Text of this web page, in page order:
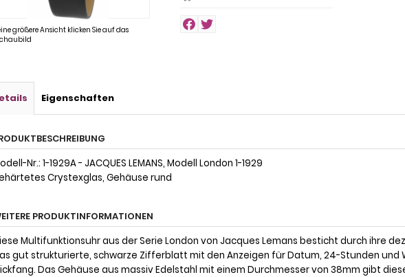
größere Ansicht klicken Sie auf das
Eigenschaften
Nr.: 1-1929A - JACQUES LEMANS, Modell London 1-1929
Crystexglas, Gehäuse rund
PRODUKTINFORMATIONEN
Multifunktionsuhr aus der Serie London von Jacques Lemans besticht durch ihre
gut strukturierte, schwarze Zifferblatt mit den Anzeigen für Datum, 24-Stunden und
Das Gehäuse aus massiv Edelstahl mit einem Durchmesser von 38mm gibt